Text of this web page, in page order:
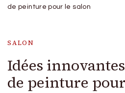
de peinture pour le salon
SALON
Idées
de peinture